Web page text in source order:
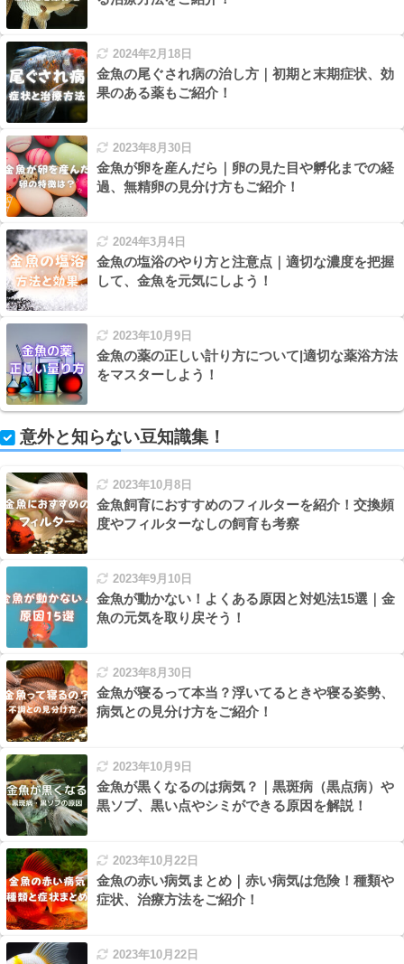
2024年2月18日
金魚の尾ぐされ病の治し方｜初期と末期症状、効
果のある薬もご紹介！
2023年8月30日
金魚が卵を産んだら｜卵の見た目や孵化までの経
過、無精卵の見分け方もご紹介！
2024年3月4日
金魚の塩浴のやり方と注意点｜適切な濃度を把握
して、金魚を元気にしよう！
2023年10月9日
金魚の薬の正しい計り方について|適切な薬浴方法
をマスターしよう！
意外と知らない豆知識集！
2023年10月8日
金魚飼育におすすめのフィルターを紹介！交換頻
度やフィルターなしの飼育も考察
2023年9月10日
金魚が動かない！よくある原因と対処法15選｜金
魚の元気を取り戻そう！
2023年8月30日
金魚が寝るって本当？浮いてるときや寝る姿勢、
病気との見分け方をご紹介！
2023年10月9日
金魚が黒くなるのは病気？｜黒斑病（黒点病）や
黒ソブ、黒い点やシミができる原因を解説！
2023年10月22日
金魚の赤い病気まとめ｜赤い病気は危険！種類や
症状、治療方法をご紹介！
2023年10月22日